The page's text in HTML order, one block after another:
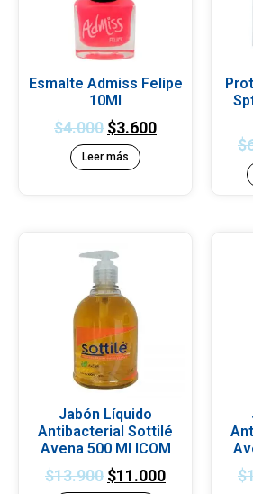
Esmalte Admiss Felipe
10Ml
$4.000 $3.600
Leer más
$
Jabón Líquido
Antibacterial Sottilé
Avena 500 Ml ICOM
$13.900 $11.000 $